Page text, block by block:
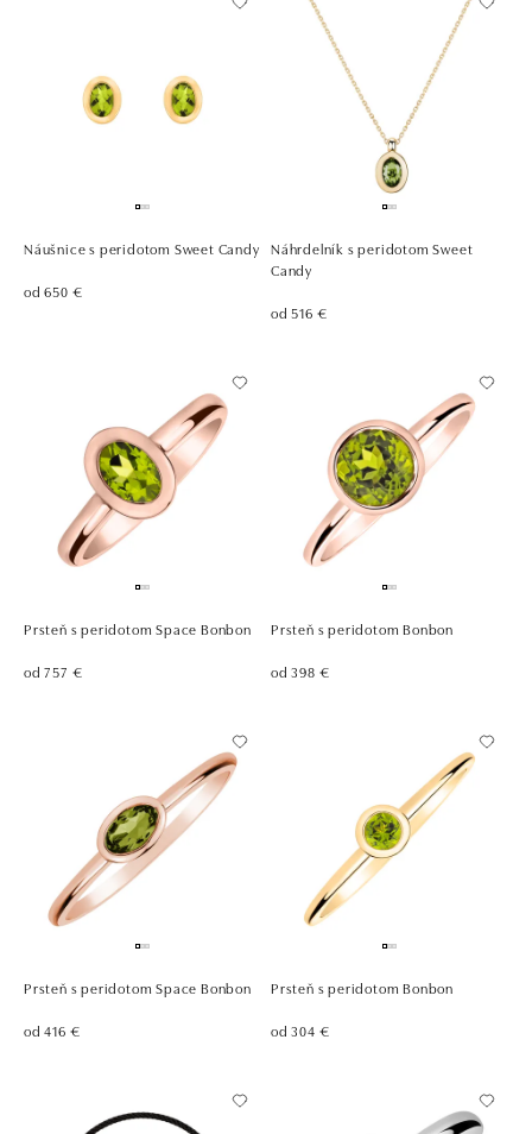
Náušnice s peridotom Sweet Candy
od 650 €
Náhrdelník s peridotom Sweet
Candy
od 516 €
Prsteň s peridotom Space Bonbon
od 757 €
Prsteň s peridotom Bonbon
od 398 €
Prsteň s peridotom Space Bonbon
od 416 €
Prsteň s peridotom Bonbon
od 304 €